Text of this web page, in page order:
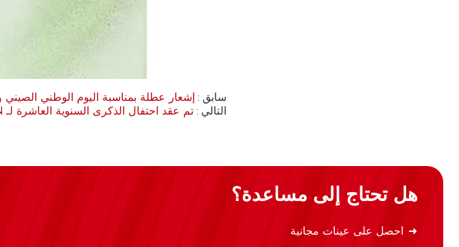
سابق إشعار عطلة بمناسبة اليوم الوطني الصيني
التالي تم عقد احتفال الذكرى السنوية العاشرة لـ SUNKEAN بنجاح
هل تحتاج إلى مساعدة؟
احصل على عينات مجانية